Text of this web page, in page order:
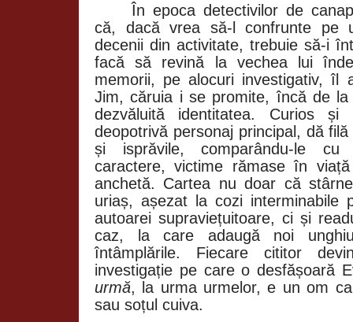
În epoca detectivilor de
că, dacă vrea să-l confrunte pe
decenii din activitate, trebuie să-i
facă să revină la vechea lui
memorii, pe alocuri investigativ, îl
Jim, căruia i se promite, încă de
dezvăluită identitatea. Curios și
deopotrivă personaj principal, dă
și isprăvile, comparându-le cu
caractere, victime rămase în
anchetă. Cartea nu doar că
uriaș, așezat la cozi interminabile
autoarei supraviețuitoare, ci și
caz, la care adaugă noi
întâmplările. Fiecare cititor
investigație pe care o desfășoară
urmă, la urma urmelor, e un om
sau soțul cuiva.